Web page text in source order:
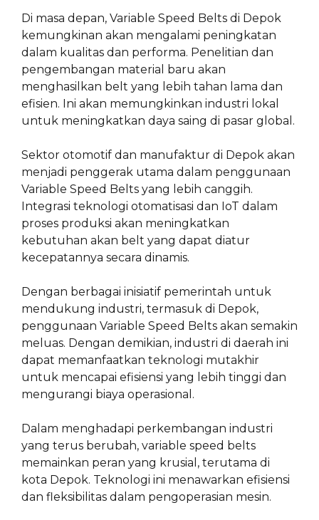
Di masa depan, Variable Speed Belts di Depok
kemungkinan akan mengalami peningkatan
dalam kualitas dan performa. Penelitian dan
pengembangan material baru akan
menghasilkan belt yang lebih tahan lama dan
efisien. Ini akan memungkinkan industri lokal
untuk meningkatkan daya saing di pasar global.
Sektor otomotif dan manufaktur di Depok akan
menjadi penggerak utama dalam penggunaan
Variable Speed Belts yang lebih canggih.
Integrasi teknologi otomatisasi dan IoT dalam
proses produksi akan meningkatkan
kebutuhan akan belt yang dapat diatur
kecepatannya secara dinamis.
Dengan berbagai inisiatif pemerintah untuk
mendukung industri, termasuk di Depok,
penggunaan Variable Speed Belts akan semakin
meluas. Dengan demikian, industri di daerah ini
dapat memanfaatkan teknologi mutakhir
untuk mencapai efisiensi yang lebih tinggi dan
mengurangi biaya operasional.
Dalam menghadapi perkembangan industri
yang terus berubah, variable speed belts
memainkan peran yang krusial, terutama di
kota Depok. Teknologi ini menawarkan efisiensi
dan fleksibilitas dalam pengoperasian mesin.